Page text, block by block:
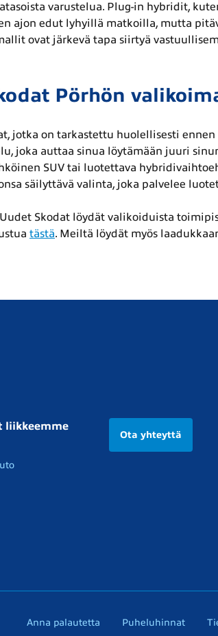
varustelua. Plug-in hybridit,
ajon edut lyhyillä matkoilla, mutta
ovat järkevä tapa siirtyä
Pörhön
jotka on tarkastettu huolellisesti
joka auttaa sinua löytämään juuri
SUV tai luotettava
säilyttävä valinta, joka palvelee
Skodat löydät valikoiduista
tästä. Meiltä löydät myös
liikkeemme
Ota yhteyttä
Anna palautetta Puheluhinnat